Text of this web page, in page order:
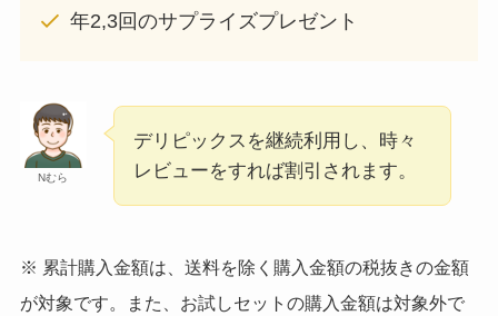
年2,3回のサプライズプレゼント
Nむら
デリピックスを継続利用し、時々
レビューをすれば割引されます。
※ 累計購入金額は、送料を除く購入金額の税抜きの金額
が対象です。また、お試しセットの購入金額は対象外で